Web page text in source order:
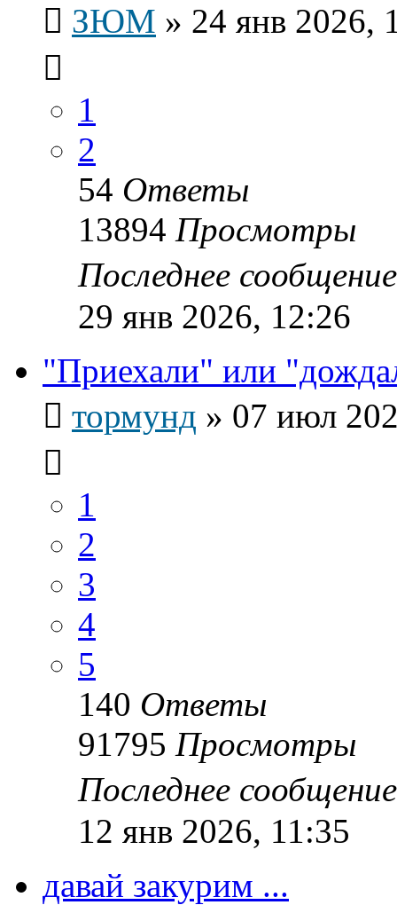
ЗЮМ » 24 янв 2026,
1
2
54 Ответы
13894 Просмотры
Последнее
29 янв 2026, 12:26
"Приехали" или
тормунд » 07 июл
1
2
3
4
5
140 Ответы
91795 Просмотры
Последнее
12 янв 2026, 11:35
давай закурим ...